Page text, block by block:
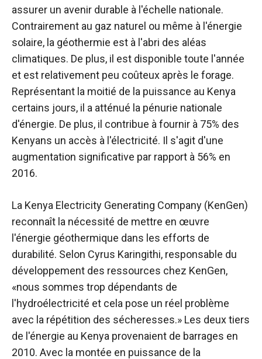
assurer un avenir durable à l'échelle nationale.
Contrairement au gaz naturel ou même à l'énergie
solaire, la géothermie est à l'abri des aléas
climatiques. De plus, il est disponible toute l'année
et est relativement peu coûteux après le forage.
Représentant la moitié de la puissance au Kenya
certains jours, il a atténué la pénurie nationale
d'énergie. De plus, il contribue à fournir à 75% des
Kenyans un accès à l'électricité. Il s'agit d'une
augmentation significative par rapport à 56% en
2016.
La Kenya Electricity Generating Company (KenGen)
reconnaît la nécessité de mettre en œuvre
l'énergie géothermique dans les efforts de
durabilité. Selon Cyrus Karingithi, responsable du
développement des ressources chez KenGen,
«nous sommes trop dépendants de
l'hydroélectricité et cela pose un réel problème
avec la répétition des sécheresses.» Les deux tiers
de l'énergie au Kenya provenaient de barrages en
2010. Avec la montée en puissance de la